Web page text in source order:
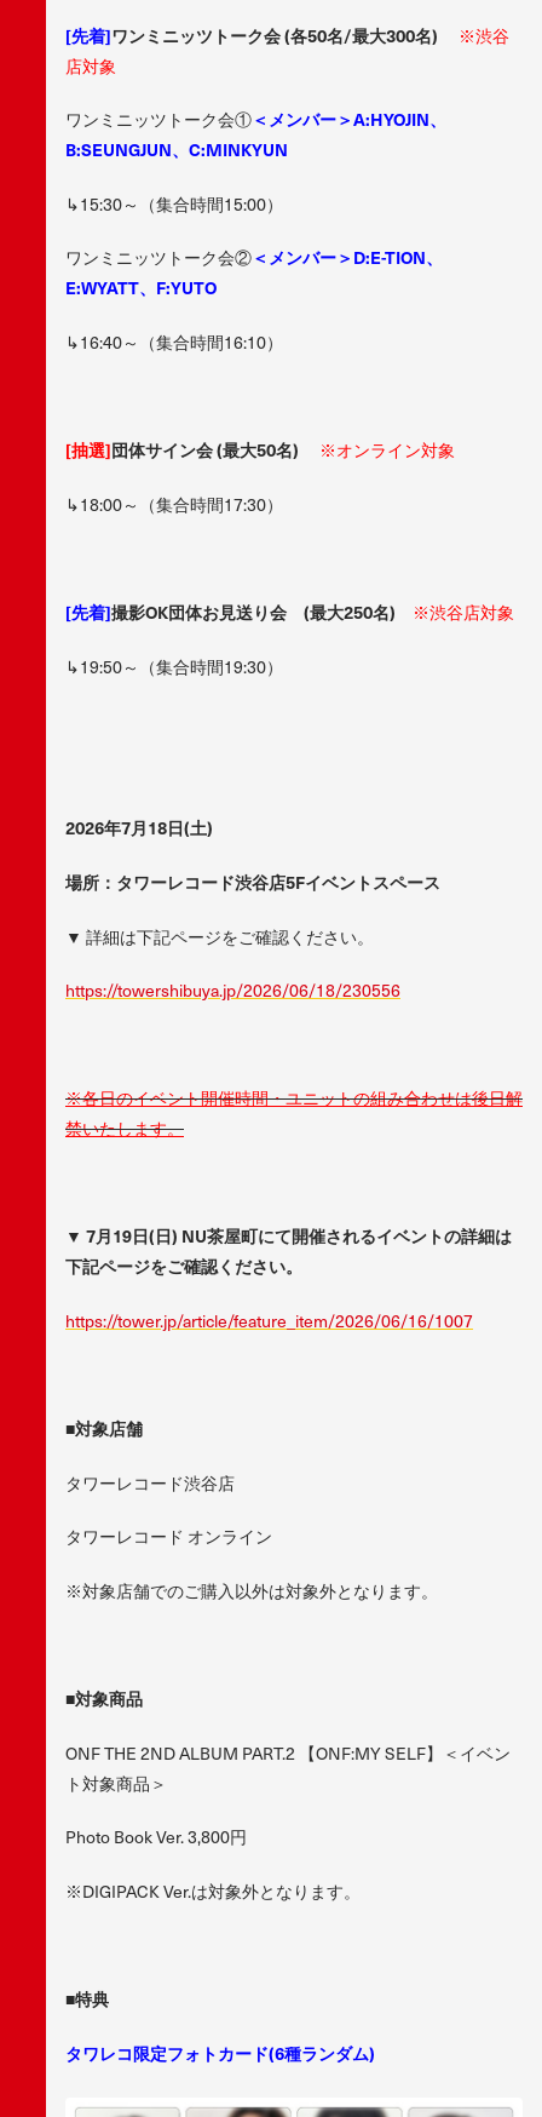
[先着]ワンミニッツトーク会 (各50名/最大300名)
※渋谷
店対象
ワンミニッツトーク会①＜メンバー＞A:HYOJIN、
B:SEUNGJUN、C:MINKYUN
↳15:30～（集合時間15:00）
ワンミニッツトーク会②＜メンバー＞D:E-TION、
E:WYATT、F:YUTO
↳16:40～（集合時間16:10）
[抽選]団体サイン会 (最大50名) ※オンライン対象
↳18:00～（集合時間17:30）
[先着]撮影OK団体お見送り会 (最大250名) ※渋谷店対象
↳19:50～（集合時間19:30）
2026年7月18日(土)
場所：タワーレコード渋谷店5Fイベントスペース
▼ 詳細は下記ページをご確認ください。
https://towershibuya.jp/2026/06/18/230556
※各日のイベント開催時間・ユニットの組み合わせは後日解
禁いたします。
▼ 7月19日(日) NU茶屋町にて開催されるイベントの詳細は
下記ページをご確認ください。
https://tower.jp/article/feature_item/2026/06/16/1007
■対象店舗
タワーレコード渋谷店
タワーレコード オンライン
※対象店舗でのご購入以外は対象外となります。
■対象商品
ONF THE 2ND ALBUM PART.2 【ONF:MY SELF】＜イベン
ト対象商品＞
Photo Book Ver. 3,800円
※DIGIPACK Ver.は対象外となります。
■特典
タワレコ限定フォトカード(6種ランダム)